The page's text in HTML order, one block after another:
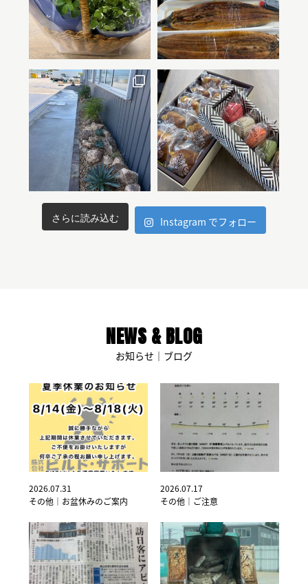
さらに読み込む Instagram でフォロー
NEWS & BLOG
お知らせ｜ブログ
2026.07.31
その他｜お盆休みのご案内
2026.07.17
その他｜ご注意